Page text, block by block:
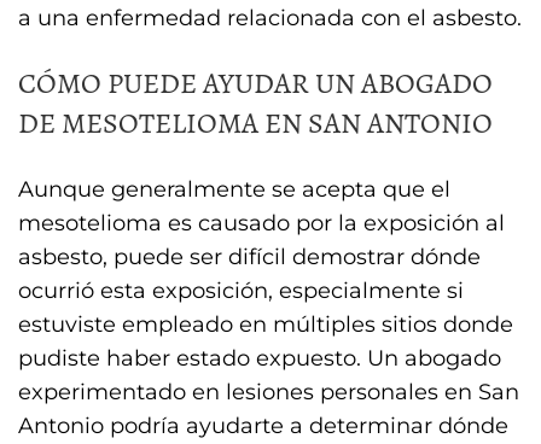
a una enfermedad relacionada con el asbesto.
CÓMO PUEDE AYUDAR UN ABOGADO
DE MESOTELIOMA EN SAN ANTONIO
Aunque generalmente se acepta que el
mesotelioma es causado por la exposición al
asbesto, puede ser difícil demostrar dónde
ocurrió esta exposición, especialmente si
estuviste empleado en múltiples sitios donde
pudiste haber estado expuesto. Un abogado
experimentado en lesiones personales en San
Antonio podría ayudarte a determinar dónde